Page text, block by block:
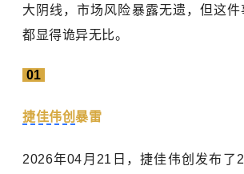
大阴线，市场风险暴露无遗，但这件
都显得诡异无比。
01
捷佳伟创暴雷
2026年04月21日，捷佳伟创发布了